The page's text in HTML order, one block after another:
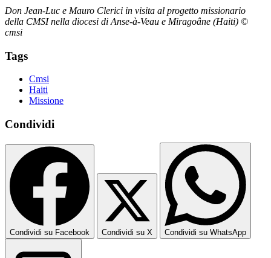
Don Jean-Luc e Mauro Clerici in visita al progetto missionario
della CMSI nella diocesi di Anse-à-Veau e Miragoâne (Haiti) ©
cmsi
Tags
Cmsi
Haiti
Missione
Condividi
Condividi su Facebook Condividi su X Condividi su WhatsApp